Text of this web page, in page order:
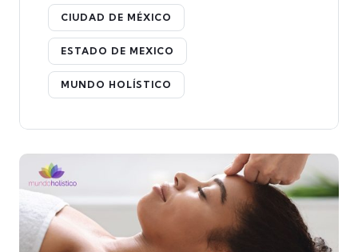
CIUDAD DE MÉXICO
ESTADO DE MEXICO
MUNDO HOLÍSTICO